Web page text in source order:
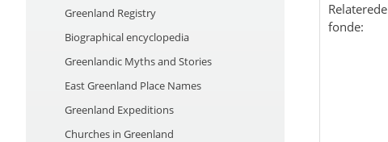
Greenland Registry
Biographical encyclopedia
Greenlandic Myths and Stories
East Greenland Place Names
Greenland Expeditions
Churches in Greenland
Relaterede
fonde: